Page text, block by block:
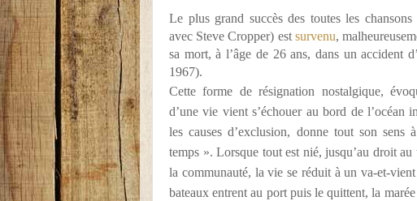
Le plus grand succès des toutes les
avec Steve Cropper) estsurvenu,
sa mort, à l’âge de 26 ans, dans un accident
1967).
Cette forme de résignation nostalgique,
d’une vie vient s’échouer au bord de l’océan
les causes d’exclusion, donne tout son sens
temps ». Lorsque tout est nié, jusqu’au droit
la communauté, la vie se réduit à un va-et-
bateaux entrent au port puis le quittent, la